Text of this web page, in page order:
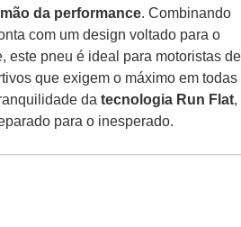
da performance. Combinando
com um design voltado para o
este pneu é ideal para motoristas de
que exigem o máximo em todas
da tecnologia Run Flat,
para o inesperado.